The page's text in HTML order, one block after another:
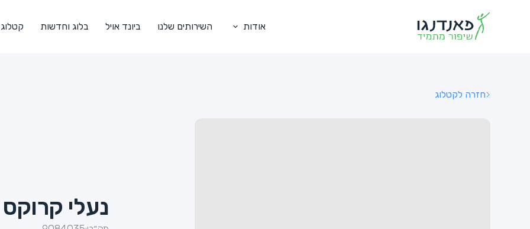
אודות השירותים שלנו ביונד אויל בלוג וחדשות קטלוג
חזרה לקטלוג
נעלי קרוקס